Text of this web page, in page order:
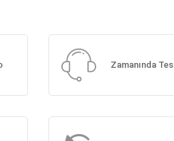
Zamanında